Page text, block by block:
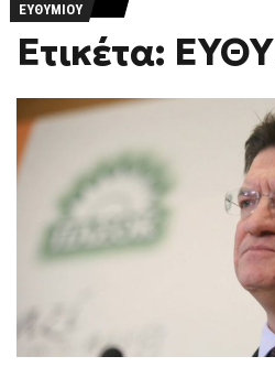
ΕΥΘΥΜΙΟΥ
Ετικέτα: